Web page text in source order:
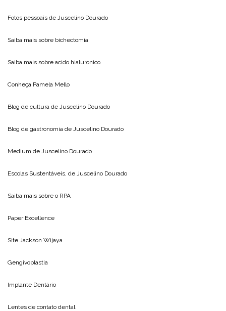
Fotos pessoais de Juscelino Dourado
Saiba mais sobre bichectomia
Saiba mais sobre acido hialuronico
Conheça Pamela Mello
Blog de cultura de Juscelino Dourado
Blog de gastronomia de Juscelino Dourado
Medium de Juscelino Dourado
Escolas Sustentáveis, de Juscelino Dourado
Saiba mais sobre o RPA
Paper Excellence
Site Jackson Wijaya
Gengivoplastia
Implante Dentário
Lentes de contato dental